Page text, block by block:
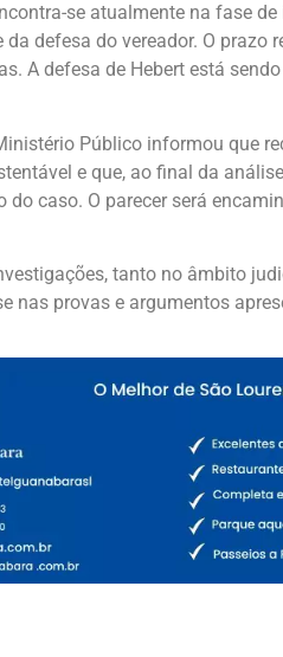
se atualmente na fase
defesa do vereador. O
A defesa de Hebert está
Público informou que
e que, ao final da
do caso. O parecer será
tanto no âmbito
nas provas e argumentos